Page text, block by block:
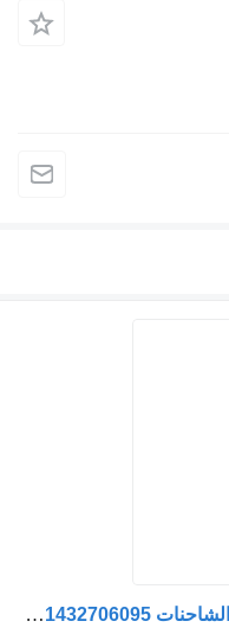
قضيب ارتكاسي Braț de control لـ الشاحنات MAN – Coduri: 81432706094, 81432706166, 81432706087, 81432706088, 81432706095